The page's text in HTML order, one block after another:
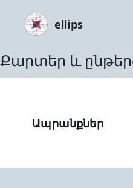
ellips
Քարտեր և
Ապրանքներ